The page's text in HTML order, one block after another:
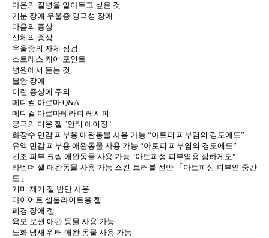
마음의 질병을 알아두고 싶은 것
기분 장애 우울증 양극성 장애
마음의 증상
신체의 증상
우울증의 자체 점검
스트레스 케어 포인트
병원에서 듣는 것
불안 장애
이런 증상에 주의
메디컬 아로마 Q&A
메디컬 아로마테라피 레시피
궁극의 미용 젤 "안티 에이징"
화장수 민감 피부용 애완동물 사용 가능 “아토피 피부염의 경도에도”
유액 민감 피부용 애완동물 사용 가능 “아토피 피부염의 경도에도”
건조 피부 크림 애완동물 사용 가능 "아토피성 피부염용 심하게도"
라벤더 젤 애완동물 사용 가능 스킨 트러블 전반 「아토피성 피부염 중간
도」
기미 제거 젤 밤만 사용
다이어트 셀룰라이트용 젤
폐경 장애 젤
육모 로션 애완 동물 사용 가능
노화 냄새 워터 애완 동물 사용 가능